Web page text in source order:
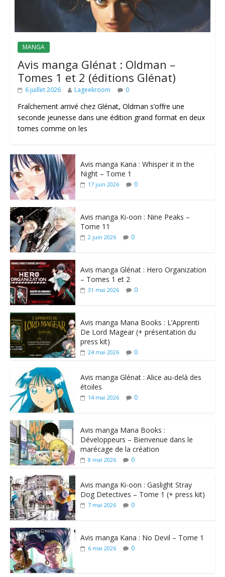
MANGA
Avis manga Glénat : Oldman –
Tomes 1 et 2 (éditions Glénat)
6 juillet 2026 Lageekroom 0
Fraîchement arrivé chez Glénat, Oldman s’offre une
seconde jeunesse dans une édition grand format en deux
tomes comme on les
Avis manga Kana : Whisper it in the
Night – Tome 1
17 juin 2026 0
Avis manga Ki-oon : Nine Peaks –
Tome 11
2 juin 2026 0
Avis manga Glénat : Hero Organization
– Tomes 1 et 2
31 mai 2026 0
Avis manga Mana Books : L’Apprenti
De Lord Magear (+ présentation du
press kit)
24 mai 2026 0
Avis manga Glénat : Alice au-delà des
étoiles
14 mai 2026 0
Avis manga Mana Books :
Développeurs – Bienvenue dans le
marécage de la création
8 mai 2026 0
Avis manga Ki-oon : Gaslight Stray
Dog Detectives – Tome 1 (+ press kit)
7 mai 2026 0
Avis manga Kana : No Devil – Tome 1
6 mai 2026 0